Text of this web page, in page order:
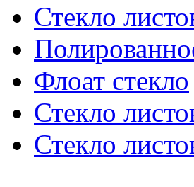
Стекло
Флоат стекло
Стекло
Стекло